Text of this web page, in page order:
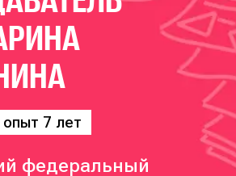
опыт 7 лет
федеральный